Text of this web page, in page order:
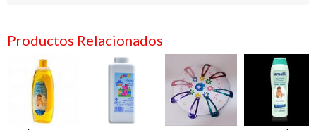
Productos Relacionados